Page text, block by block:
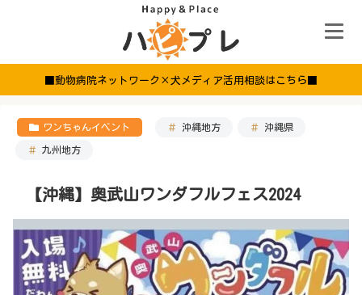
■動物病院ネットワーク×犬メディア活用相談はこちら■
ワンちゃんイベント 沖縄地方 沖縄県
九州地方
【沖縄】奥武山ワンダフルフェス2024